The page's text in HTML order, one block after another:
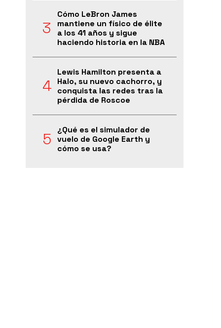
Cómo LeBron James
mantiene un físico de élite
a los 41 años y sigue
haciendo historia en la NBA
Lewis Hamilton presenta a
Halo, su nuevo cachorro, y
conquista las redes tras la
pérdida de Roscoe
¿Qué es el simulador de
vuelo de Google Earth y
cómo se usa?